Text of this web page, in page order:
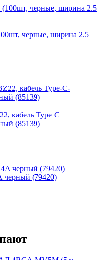
черные, ширина 2.5
кабель Type-C-
(85139)
черный (79420)